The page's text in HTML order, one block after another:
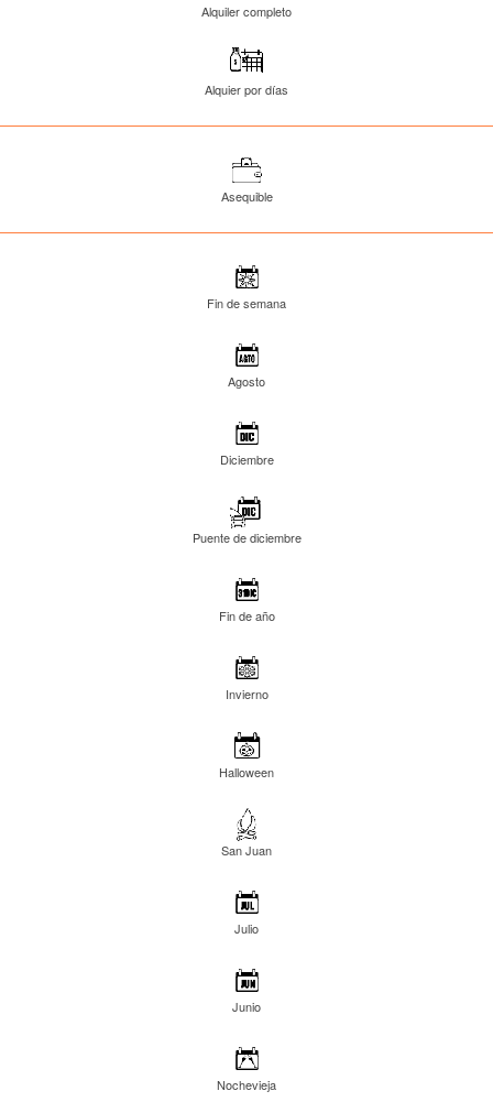
Alquiler completo
Alquier por días
Asequible
Fin de semana
Agosto
Diciembre
Puente de diciembre
Fin de año
Invierno
Halloween
San Juan
Julio
Junio
Nochevieja